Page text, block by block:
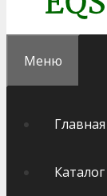
Меню
Главная
Каталог